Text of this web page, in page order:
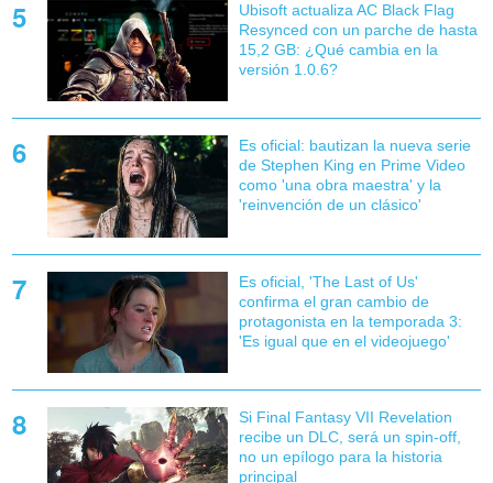
Ubisoft actualiza AC Black Flag
Resynced con un parche de hasta
15,2 GB: ¿Qué cambia en la
versión 1.0.6?
Es oficial: bautizan la nueva serie
de Stephen King en Prime Video
como 'una obra maestra' y la
'reinvención de un clásico'
Es oficial, 'The Last of Us'
confirma el gran cambio de
protagonista en la temporada 3:
'Es igual que en el videojuego'
Si Final Fantasy VII Revelation
recibe un DLC, será un spin-off,
no un epílogo para la historia
principal